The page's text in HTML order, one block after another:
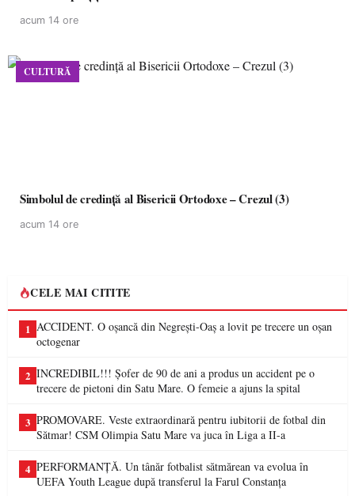
acum 14 ore
CULTURĂ
Simbolul de credinţă al Bisericii Ortodoxe – Crezul (3)
acum 14 ore
CELE MAI CITITE
1 ACCIDENT. O oșancă din Negrești-Oaș a lovit pe trecere un oșan
octogenar
2 INCREDIBIL!!! Șofer de 90 de ani a produs un accident pe o
trecere de pietoni din Satu Mare. O femeie a ajuns la spital
3 PROMOVARE. Veste extraordinară pentru iubitorii de fotbal din
Sătmar! CSM Olimpia Satu Mare va juca în Liga a II-a
4 PERFORMANȚĂ. Un tânăr fotbalist sătmărean va evolua în
UEFA Youth League după transferul la Farul Constanța